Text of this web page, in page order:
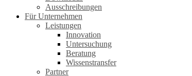
Ausschreibungen
Für Unternehmen
Leistungen
Innovation
Untersuchung
Beratung
Wissenstransfer
Partner